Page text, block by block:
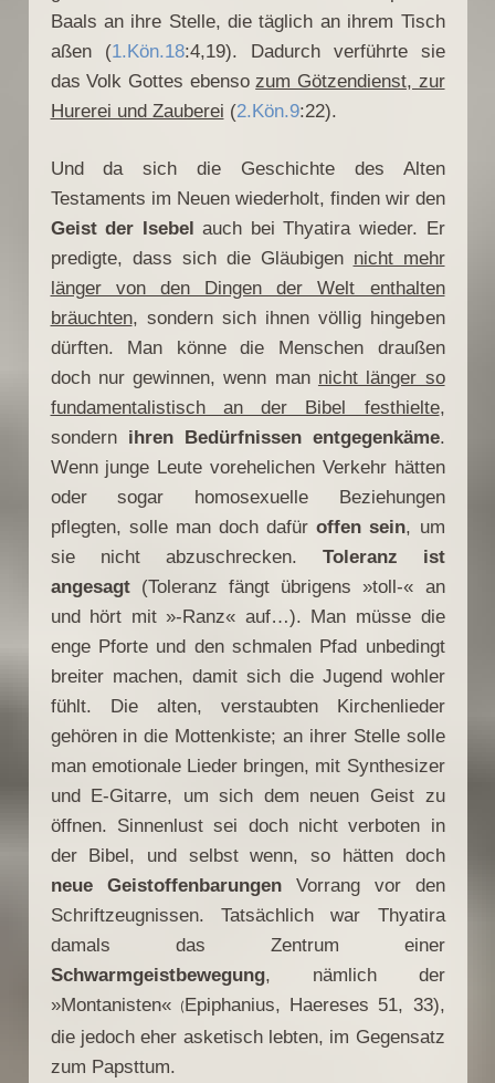
Baals an ihre Stelle, die täglich an ihrem Tisch
aßen (1.Kön.18:4,19). Dadurch verführte sie
das Volk Gottes ebenso zum Götzendienst, zur
Hurerei und Zauberei (2.Kön.9:22).
Und da sich die Geschichte des Alten
Testaments im Neuen wiederholt, finden wir den
Geist der Isebel auch bei Thyatira wieder. Er
predigte, dass sich die Gläubigen nicht mehr
länger von den Dingen der Welt enthalten
bräuchten, sondern sich ihnen völlig hingeben
dürften. Man könne die Menschen draußen
doch nur gewinnen, wenn man nicht länger so
fundamentalistisch an der Bibel festhielte,
sondern ihren Bedürfnissen entgegenkäme.
Wenn junge Leute vorehelichen Verkehr hätten
oder sogar homosexuelle Beziehungen
pflegten, solle man doch dafüroffen sein, um
sie nicht abzuschrecken. Toleranz ist
angesagt(Toleranz fängt übrigens »toll-« an
und hört mit »-Ranz« auf…). Man müsse die
enge Pforte und den schmalen Pfad unbedingt
breiter machen, damit sich die Jugend wohler
fühlt. Die alten, verstaubten Kirchenlieder
gehören in die Mottenkiste; an ihrer Stelle solle
man emotionale Lieder bringen, mit Synthesizer
und E-Gitarre, um sich dem neuen Geist zu
öffnen. Sinnenlust sei doch nicht verboten in
der Bibel, und selbst wenn, so hätten doch
neue GeistoffenbarungenVorrang vor den
Schriftzeugnissen. Tatsächlich war Thyatira
damals das Zentrum einer
Schwarmgeistbewegung, nämlich der
»Montanisten«
(Epiphanius, Haereses 51, 33),
die jedoch eher asketisch lebten, im Gegensatz
zum Papsttum.